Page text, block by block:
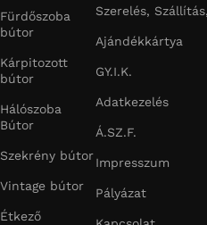
Fürdőszoba
bútor
Kárpitozott
bútor
Hálószoba
Bútor
Szekrény bútor
Vintage bútor
Étkező
Szerelés,
Ajándékkártya
GY.I.K.
Adatkezelés
Á.SZ.F.
Impresszum
Pályázat